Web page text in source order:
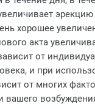
эрекцию
хорошее
акта
от
и при
от многих
вашего